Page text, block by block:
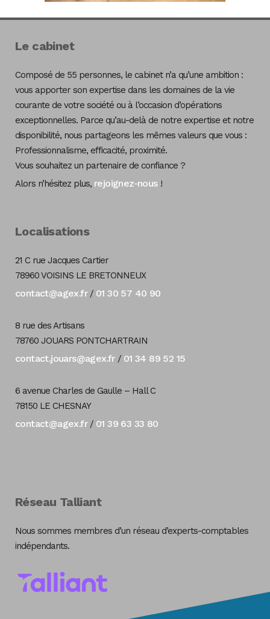
Le cabinet
Composé de 55 personnes, le cabinet n’a qu’une ambition :
vous apporter son expertise dans les domaines de la vie
courante de votre société ou à l’occasion d’opérations
exceptionnelles. Parce qu’au-delà de notre expertise et notre
disponibilité, nous partageons les mêmes valeurs que vous :
Professionnalisme, efficacité, proximité.
Vous souhaitez un partenaire de confiance ?
Alors n’hésitez plus, rejoignez-nous!
Localisations
21 C rue Jacques Cartier
78960 VOISINS LE BRETONNEUX
contact@agex.fr/ 01 30 57 40 90
8 rue des Artisans
78760 JOUARS PONTCHARTRAIN
contact.jouars@agex.fr/ 01 34 89 52 15
6 avenue Charles de Gaulle – Hall C
78150 LE CHESNAY
contact@agex.fr/ 01 39 63 33 80
Réseau Talliant
Nous sommes membres d’un réseau d’experts-comptables
indépendants.